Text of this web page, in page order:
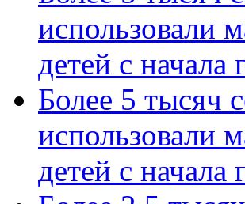
использовали
детей с
Более 5 тысяч
использовали
детей с начала